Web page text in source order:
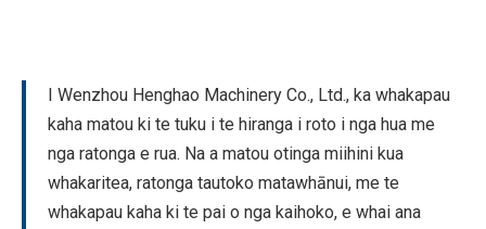
I Wenzhou Henghao Machinery Co., Ltd., ka whakapau
kaha matou ki te tuku i te hiranga i roto i nga hua me
nga ratonga e rua. Na a matou otinga miihini kua
whakaritea, ratonga tautoko matawhānui, me te
whakapau kaha ki te pai o nga kaihoko, e whai ana